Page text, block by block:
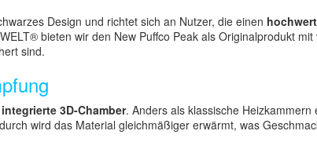
Design und richtet sich an Nutzer, die einen
bieten wir den New Puffco Peak als Originalprodukt
sind.
integrierte 3D-Chamber. Anders als klassische
wird das Material gleichmäßiger erwärmt, was